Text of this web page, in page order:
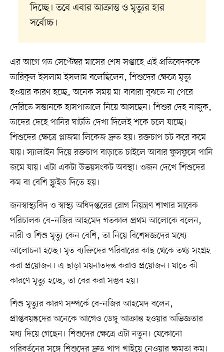
দিচ্ছে। তবে এবার আক্রান্ত ও মৃত্যুর হার
সর্বোচ্চ।
এর আগে গত সেপ্টেম্বর মাসের শেষ সপ্তাহে এই প্রতিবেদককে
তারিকুল ইসলাম ইসলাম বলেছিলেন, শিশুদের ক্ষেত্রে মৃত্যু
হওয়ার কারণ হচ্ছে, অনেক সময় মা-বাবারা বুঝতে না পেরে
দেরিতে সন্তানকে হাসপাতালে নিয়ে আসছেন। শিশুর দেহ নাজুক,
তাদের দেহে পানির ঘাটতি দেখা দিলেই শকে চলে যাচ্ছে।
শিশুদের ক্ষেত্রে প্লাজমা লিকেজ দ্রুত হয়। রক্তচাপ চট করে কমে
যায়। স্যালাইন দিয়ে রক্তচাপ বাড়াতে চাইলে আবার ফুসফুসে পানি
জমে যায়। এটা একটা উভয়সংকট অবস্থা। ওজন দেখে শিশুদের
কম বা বেশি ফ্লুইড দিতে হয়।
জনস্বাস্থ্যবিদ ও স্বাস্থ্য অধিদপ্তরের রোগ নিয়ন্ত্রণ শাখার সাবেক
পরিচালক বে–নজির আহমেদ গতকাল প্রথম আলোকে বলেন,
নারী ও শিশু মৃত্যু কেন বেশি, তা নিয়ে বিশেষজ্ঞদের মধ্যে
আলোচনা হচ্ছে। মৃত ব্যক্তিদের পরিবারের কাছ থেকে তথ্য সংগ্রহ
করা প্রয়োজন। এ ছাড়া ময়নাতদন্ত করাও প্রয়োজন। যাতে কী
কারণে মৃত্যু হচ্ছে, তা বের করা সম্ভব হয়।
শিশু মৃত্যুর কারণ সম্পর্কে বে-নজির আহমেদ বলেন,
প্রাপ্তবয়স্কদের অনেকে আগেও ডেঙ্গু আক্রান্ত হওয়ার অভিজ্ঞতার
মধ্য দিয়ে গেছেন। শিশুদের ক্ষেত্রে এটা নতুন। যেকোনো
পরিবর্তনের সঙ্গে শিশুদের দ্রুত খাপ খাইয়ে নেওয়ার ক্ষমতা কম।